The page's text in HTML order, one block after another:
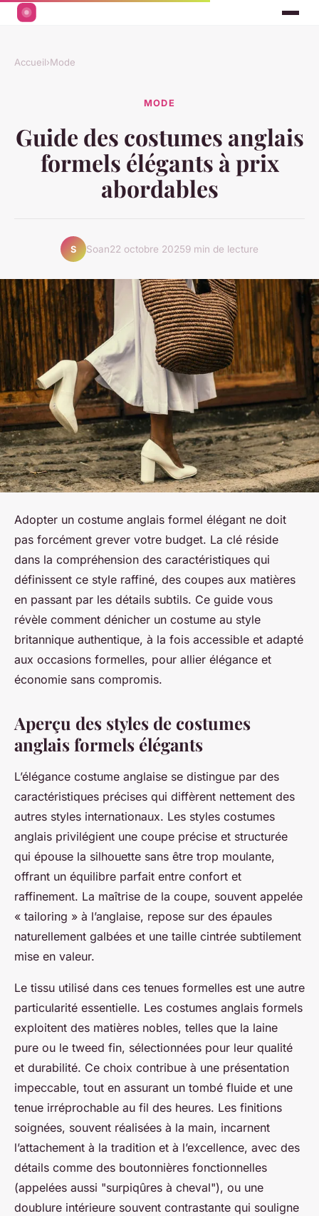
Accueil›Mode
MODE
Guide des costumes anglais
formels élégants à prix
abordables
S Soan22 octobre 20259 min de lecture
Adopter un costume anglais formel élégant ne doit
pas forcément grever votre budget. La clé réside
dans la compréhension des caractéristiques qui
définissent ce style raffiné, des coupes aux matières
en passant par les détails subtils. Ce guide vous
révèle comment dénicher un costume au style
britannique authentique, à la fois accessible et adapté
aux occasions formelles, pour allier élégance et
économie sans compromis.
Aperçu des styles de costumes
anglais formels élégants
L’élégance costume anglaise se distingue par des
caractéristiques précises qui diffèrent nettement des
autres styles internationaux. Les styles costumes
anglais privilégient une coupe précise et structurée
qui épouse la silhouette sans être trop moulante,
offrant un équilibre parfait entre confort et
raffinement. La maîtrise de la coupe, souvent appelée
« tailoring » à l’anglaise, repose sur des épaules
naturellement galbées et une taille cintrée subtilement
mise en valeur.
Le tissu utilisé dans ces tenues formelles est une autre
particularité essentielle. Les costumes anglais formels
exploitent des matières nobles, telles que la laine
pure ou le tweed fin, sélectionnées pour leur qualité
et durabilité. Ce choix contribue à une présentation
impeccable, tout en assurant un tombé fluide et une
tenue irréprochable au fil des heures. Les finitions
soignées, souvent réalisées à la main, incarnent
l’attachement à la tradition et à l’excellence, avec des
détails comme des boutonnières fonctionnelles
(appelées aussi "surpiqûres à cheval"), ou une
doublure intérieure souvent contrastante qui souligne